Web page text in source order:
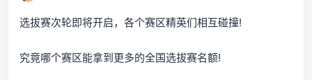
选拔赛次轮即将开启，各个赛区精英们相互碰撞!
究竟哪个赛区能拿到更多的全国选拔赛名额!